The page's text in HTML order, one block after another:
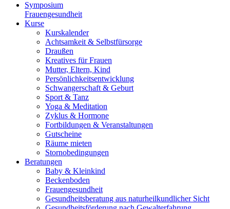
Symposium
Frauengesundheit
Kurse
Kurskalender
Achtsamkeit & Selbstfürsorge
Draußen
Kreatives für Frauen
Mutter, Eltern, Kind
Persönlichkeits­entwicklung
Schwangerschaft & Geburt
Sport & Tanz
Yoga & Meditation
Zyklus & Hormone
Fortbildungen & Veranstaltungen
Gutscheine
Räume mieten
Stornobedingungen
Beratungen
Baby & Kleinkind
Beckenboden
Frauengesundheit
Gesundheitsberatung aus naturheilkundlicher Sicht